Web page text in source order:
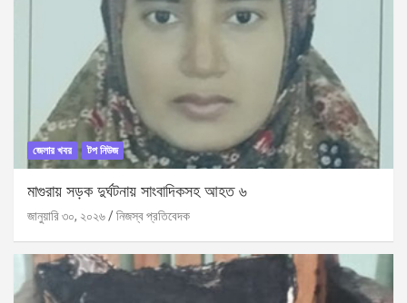
জেলার খবর টপ নিউজ
মাগুরায় সড়ক দুর্ঘটনায় সাংবাদিকসহ আহত ৬
জানুয়ারি ৩০, ২০২৬ নিজস্ব প্রতিবেদক